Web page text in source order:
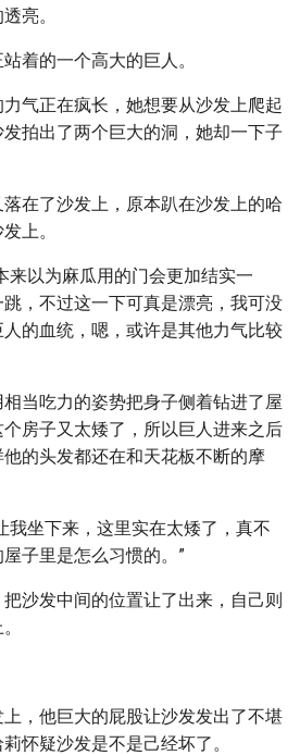
亮。
着的一个高大的巨人。
气正在疯长，她想要从沙发上爬起
拍出了两个巨大的洞，她却一下子
在了沙发上，原本趴在沙发上的哈
上。
来以为麻瓜用的门会更加结实一
，不过这一下可真是漂亮，我可没
的血统，嗯，或许是其他力气比较
当吃力的姿势把身子侧着钻进了屋
房子又太矮了，所以巨人进来之后
的头发都还在和天花板不断的摩
我坐下来，这里实在太矮了，真不
子里是怎么习惯的。”
沙发中间的位置让了出来，自己则
，他巨大的屁股让沙发发出了不堪
怀疑沙发是不是己经坏了。